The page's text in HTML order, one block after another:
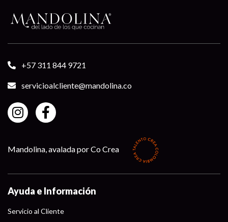
+57 311 844 9721
servicioalcliente@mandolina.co
Mandolina, avalada por Co Crea
Ayuda e Información
Servicio al Cliente